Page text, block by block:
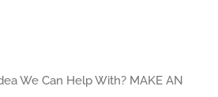
We Can Help With? MAKE AN